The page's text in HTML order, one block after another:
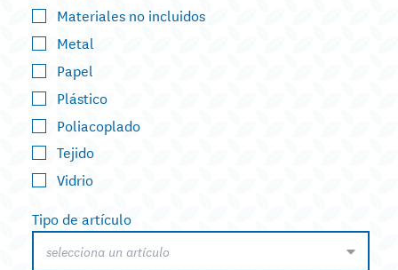
Materiales no incluidos
Metal
Papel
Plástico
Poliacoplado
Tejido
Vidrio
Tipo de artículo
selecciona un artículo